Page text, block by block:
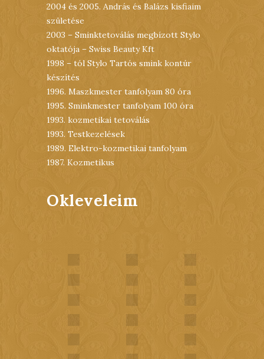
2004 és 2005. András és Balázs kisfiaim
születése
2003 – Sminktetoválás megbízott Stylo
oktatója – Swiss Beauty Kft
1998 – tól Stylo Tartós smink kontúr
készítés
1996. Maszkmester tanfolyam 80 óra
1995. Sminkmester tanfolyam 100 óra
1993. kozmetikai tetoválás
1993. Testkezelések
1989. Elektro-kozmetikai tanfolyam
1987. Kozmetikus
Okleveleim